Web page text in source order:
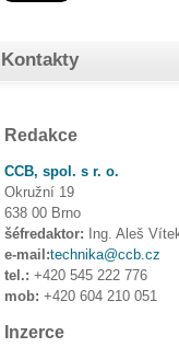
Kontakty
Redakce
CCB, spol. s r. o.
Okružní 19
638 00 Brno
šéfredaktor: Ing. Aleš
e-mail:technika@ccb.cz
tel.: +420 545 222 776
mob: +420 604 210 051
Inzerce